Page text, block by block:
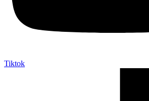
Tiktok